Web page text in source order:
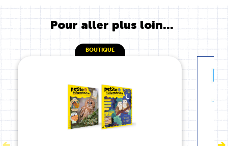
Pour aller plus loin...
BOUTIQUE